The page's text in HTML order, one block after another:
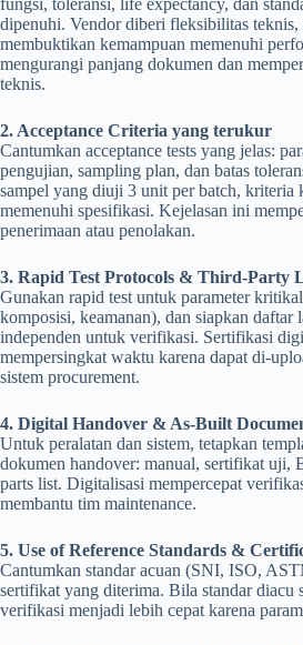
dipenuhi. Vendor diberi fleksibilitas teknis,
membuktikan kemampuan memenuhi
mengurangi panjang dokumen dan
teknis.
2. Acceptance Criteria yang terukur
Cantumkan acceptance tests yang jelas:
pengujian, sampling plan, dan batas
sampel yang diuji 3 unit per batch, kriteria
memenuhi spesifikasi. Kejelasan ini
penerimaan atau penolakan.
3. Rapid Test Protocols & Third-Party
Gunakan rapid test untuk parameter
komposisi, keamanan), dan siapkan daftar
independen untuk verifikasi. Sertifikasi
mempersingkat waktu karena dapat di-
sistem procurement.
4. Digital Handover & As-Built
Untuk peralatan dan sistem, tetapkan
dokumen handover: manual, sertifikat uji,
parts list. Digitalisasi mempercepat
membantu tim maintenance.
5. Use of Reference Standards &
Cantumkan standar acuan (SNI, ISO,
sertifikat yang diterima. Bila standar diacu
verifikasi menjadi lebih cepat karena